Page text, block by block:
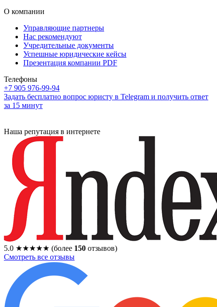
О компании
Управляющие партнеры
Нас рекомендуют
Учредительные документы
Успешные юридические кейсы
Презентация компании PDF
Телефоны
+7 905 976-99-94
Задать бесплатно вопрос юристу в Telegram и получить ответ
за 15 минут
Наша репутация в интернете
5.0 ★★★★★ (более 150 отзывов)
Смотреть все отзывы